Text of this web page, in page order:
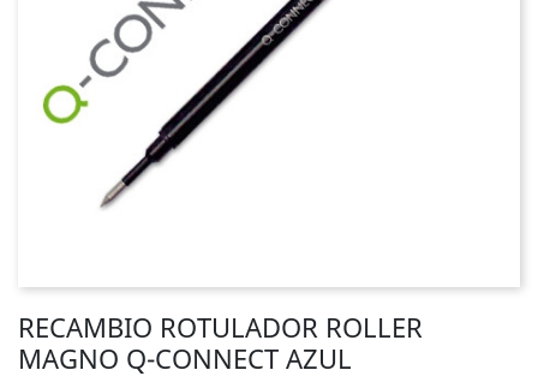
RECAMBIO ROTULADOR ROLLER
MAGNO Q-CONNECT AZUL